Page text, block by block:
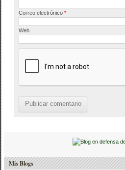
Correo electrónico*
Web
Mis Blogs